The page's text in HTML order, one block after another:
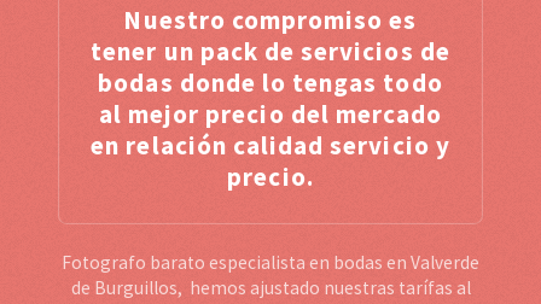
Nuestro compromiso es
tener un pack de servicios de
bodas donde lo tengas todo
al mejor precio del mercado
en relación calidad servicio y
precio.
Fotografo barato especialista en bodas en Valverde
de Burguillos, hemos ajustado nuestras tarífas al